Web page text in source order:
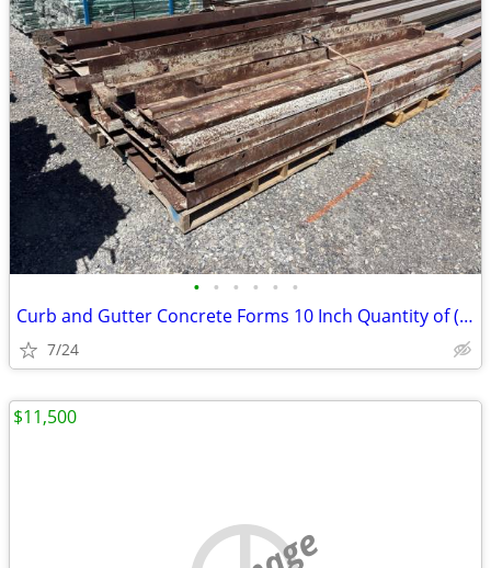
• • • • • •
Curb and Gutter Concrete Forms 10 Inch Quantity of (20) 200 ft # 4804
7/24
$11,500